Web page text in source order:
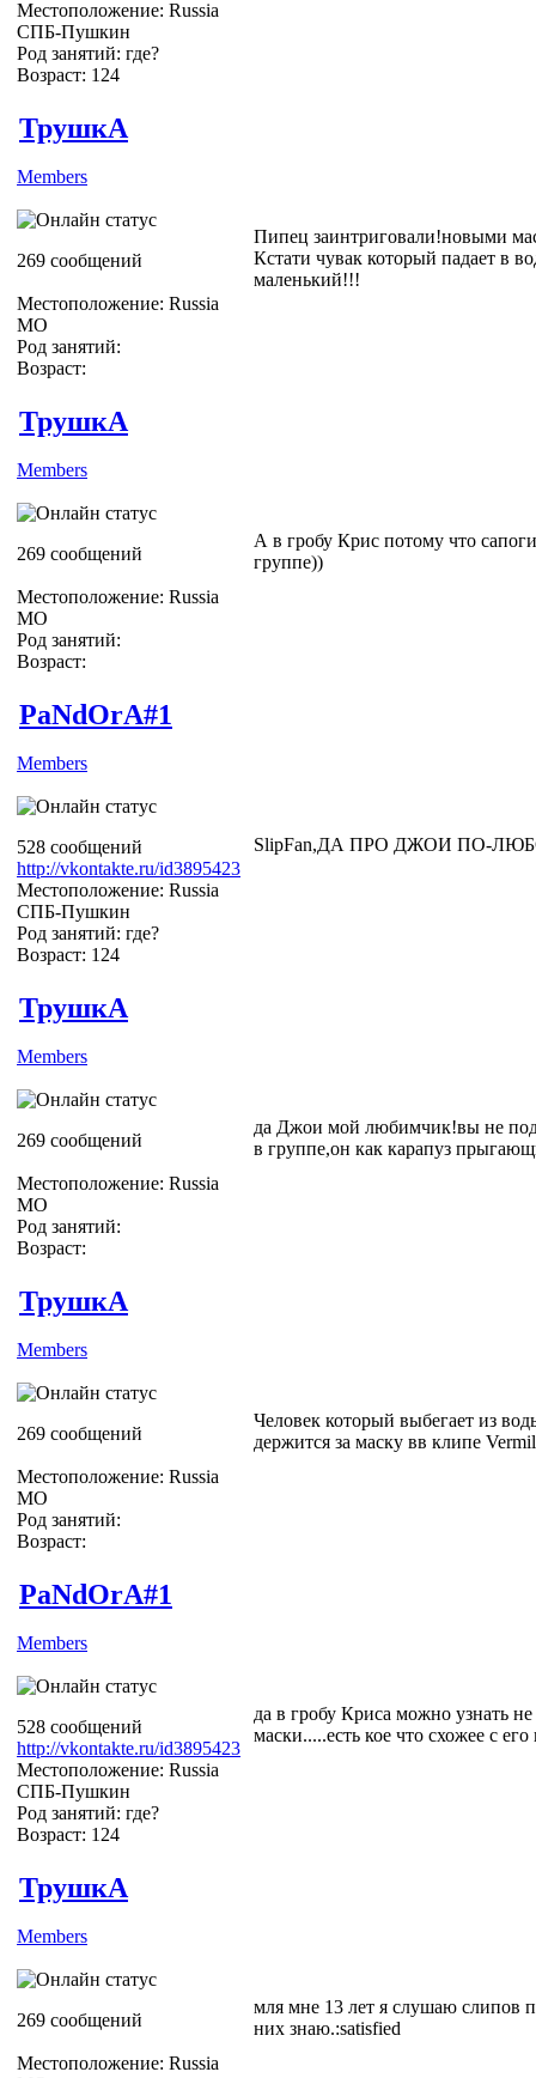
Местоположение: Russia
СПБ-Пушкин
Род занятий: где?
Возраст: 124
ТрушкА
Members
269 сообщений
Местоположение: Russia
МО
Род занятий:
Возраст:
Пипец заинтриговали!новыми
Кстати чувак который падает в
маленький!!!
ТрушкА
Members
269 сообщений
Местоположение: Russia
МО
Род занятий:
Возраст:
А в гробу Крис потому что
группе))
PaNdOrA#1
Members
528 сообщений
http://vkontakte.ru/id3895423
Местоположение: Russia
СПБ-Пушкин
Род занятий: где?
Возраст: 124
SlipFan,ДА ПРО ДЖОИ ПО-
ТрушкА
Members
269 сообщений
Местоположение: Russia
МО
Род занятий:
Возраст:
да Джои мой любимчик!вы не
в группе,он как карапуз
ТрушкА
Members
269 сообщений
Местоположение: Russia
МО
Род занятий:
Возраст:
Человек который выбегает из
держится за маску вв клипе
PaNdOrA#1
Members
528 сообщений
http://vkontakte.ru/id3895423
Местоположение: Russia
СПБ-Пушкин
Род занятий: где?
Возраст: 124
да в гробу Криса можно узнать
маски.....есть кое что схожее с
ТрушкА
Members
269 сообщений
Местоположение: Russia
мля мне 13 лет я слушаю слипов
них знаю.:satisfied